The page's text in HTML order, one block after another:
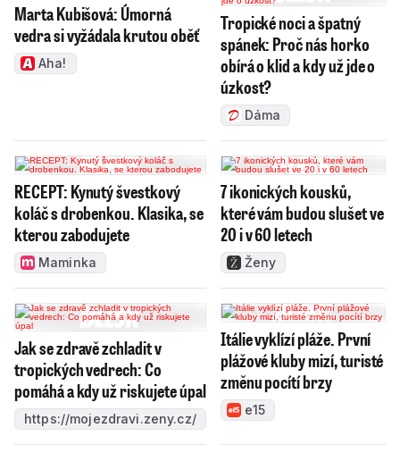
Marta Kubišová: Úmorná
vedra si vyžádala krutou oběť
Aha!
Tropické noci a špatný
spánek: Proč nás horko
obírá o klid a kdy už jde o
úzkost?
Dáma
RECEPT: Kynutý švestkový
koláč s drobenkou. Klasika, se
kterou zabodujete
Maminka
7 ikonických kousků,
které vám budou slušet ve
20 i v 60 letech
Ženy
Jak se zdravě zchladit v
tropických vedrech: Co
pomáhá a kdy už riskujete úpal
https://mojezdravi.zeny.cz/
Itálie vyklízí pláže. První
plážové kluby mizí, turisté
změnu pocítí brzy
e15